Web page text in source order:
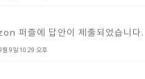
9일 10:29 오후
퍼즐에 답안이 제출되었습니다.